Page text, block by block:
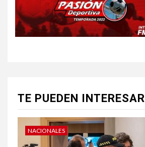
TE PUEDEN INTERESAR
NACIONALES